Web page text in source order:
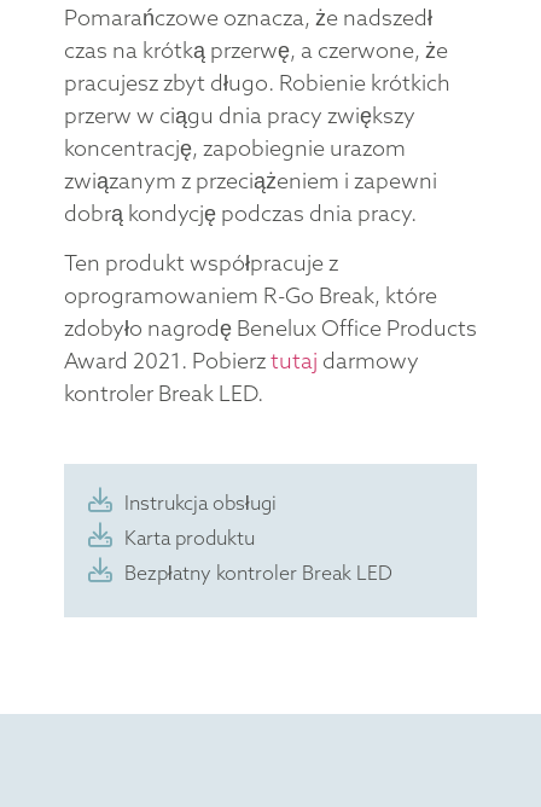
Pomarańczowe oznacza, że nadszedł
czas na krótką przerwę, a czerwone, że
pracujesz zbyt długo. Robienie krótkich
przerw w ciągu dnia pracy zwiększy
koncentrację, zapobiegnie urazom
związanym z przeciążeniem i zapewni
dobrą kondycję podczas dnia pracy.
Ten produkt współpracuje z
oprogramowaniem R-Go Break, które
zdobyło nagrodę Benelux Office Products
Award 2021. Pobierztutaj darmowy
kontroler Break LED.
Instrukcja obsługi
Karta produktu
Bezpłatny kontroler Break LED